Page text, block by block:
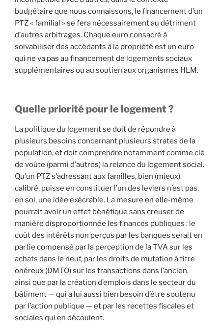
budgétaire que nous connaissons, le financement d’un
PTZ « familial » se fera nécessairement au détriment
d’autres arbitrages. Chaque euro consacré à
solvabiliser des accédants à la propriété est un euro
qui ne va pas au financement de logements sociaux
supplémentaires ou au soutien aux organismes HLM.
Quelle priorité pour le logement ?
La politique du logement se doit de répondre à
plusieurs besoins concernant plusieurs strates de la
population, et doit comprendre notamment comme clé
de voûte (parmi d’autres) la relance du logement social.
Qu’un PTZ s’adressant aux familles, bien (mieux)
calibré, puisse en constituer l’un des leviers n’est pas,
en soi, une idée exécrable. La mesure en elle-même
pourrait avoir un effet bénéfique sans creuser de
manière disproportionnée les finances publiques : le
coût des intérêts non perçus par les banques serait en
partie compensé par la perception de la TVA sur les
achats dans le neuf, par les droits de mutation à titre
onéreux (DMTO) sur les transactions dans l’ancien,
ainsi que par la création d’emplois dans le secteur du
bâtiment — qui a lui aussi bien besoin d’être soutenu
par l’action publique — et par les recettes fiscales et
sociales qui en découlent.